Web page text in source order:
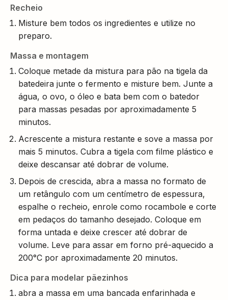
Recheio
Misture bem todos os ingredientes e utilize no
preparo.
Massa e montagem
Coloque metade da mistura para pão na tigela da
batedeira junte o fermento e misture bem. Junte a
água, o ovo, o óleo e bata bem com o batedor
para massas pesadas por aproximadamente 5
minutos.
Acrescente a mistura restante e sove a massa por
mais 5 minutos. Cubra a tigela com filme plástico e
deixe descansar até dobrar de volume.
Depois de crescida, abra a massa no formato de
um retângulo com um centímetro de espessura,
espalhe o recheio, enrole como rocambole e corte
em pedaços do tamanho desejado. Coloque em
forma untada e deixe crescer até dobrar de
volume. Leve para assar em forno pré-aquecido a
200°C por aproximadamente 20 minutos.
Dica para modelar pãezinhos
abra a massa em uma bancada enfarinhada e